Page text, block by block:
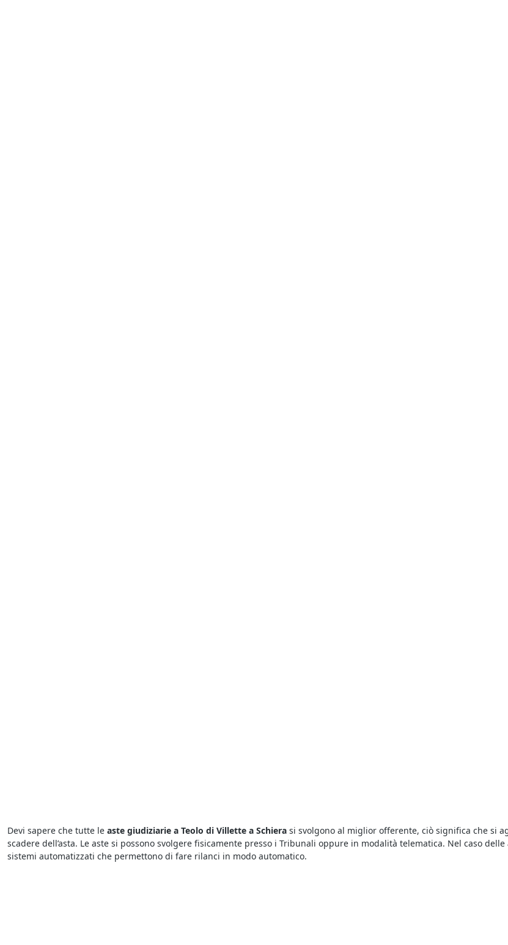
Devi sapere che tutte le aste giudiziarie a Teolo di Villette a Schiera si svolgono al miglior offerente, ciò significa che si
scadere dell’asta. Le aste si possono svolgere fisicamente presso i Tribunali oppure in modalità telematica. Nel caso
sistemi automatizzati che permettono di fare rilanci in modo automatico.